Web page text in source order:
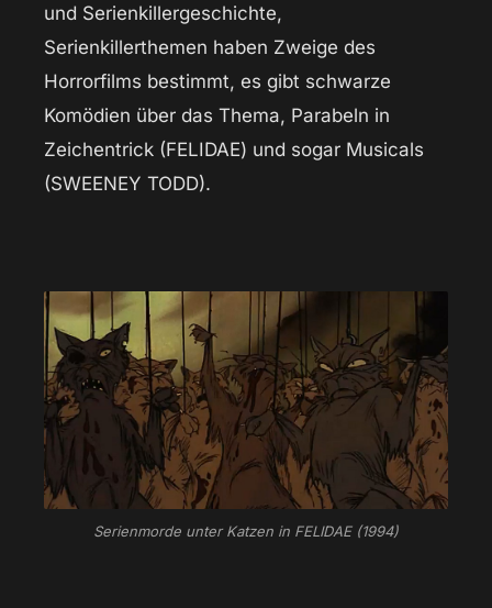
und Serienkillergeschichte,
Serienkillerthemen haben Zweige des
Horrorfilms bestimmt, es gibt schwarze
Komödien über das Thema, Parabeln in
Zeichentrick (FELIDAE) und sogar Musicals
(SWEENEY TODD).
Serienmorde unter Katzen in FELIDAE (1994)